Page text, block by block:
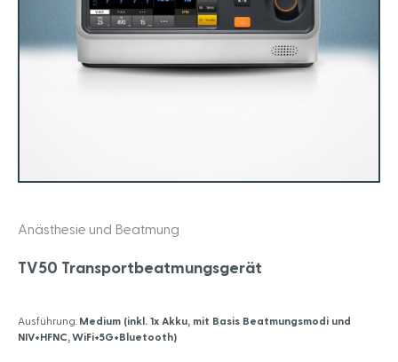
Anästhesie und Beatmung
TV50 Transportbeatmungsgerät
Ausführung: Medium (inkl. 1x Akku, mit Basis Beatmungsmodi und
NIV+HFNC, WiFi+5G+Bluetooth)